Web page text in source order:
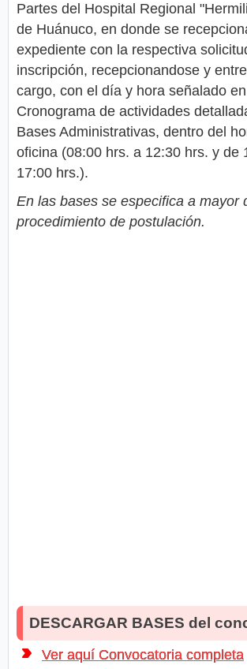
Partes del Hospital Regional
de Huánuco, en donde se
expediente con la respectiva
inscripción, recepcionandose y
cargo, con el día y hora señalado en
Cronograma de actividades
Bases Administrativas, dentro del
oficina (08:00 hrs. a 12:30 hrs. y de
17:00 hrs.).
En las bases se especifica a mayor
procedimiento de postulación.
DESCARGAR BASES del
Ver aquí Convocatoria completa